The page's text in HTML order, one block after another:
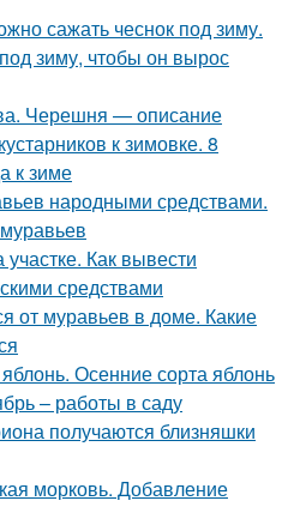
сажать чеснок под зиму.
зиму, чтобы он вырос
Черешня — описание
к зимовке. 8
к зиме
народными средствами.
Как вывести
средствами
от муравьев в доме. Какие
Осенние сорта яблонь
– работы в саду
получаются близняшки
морковь. Добавление